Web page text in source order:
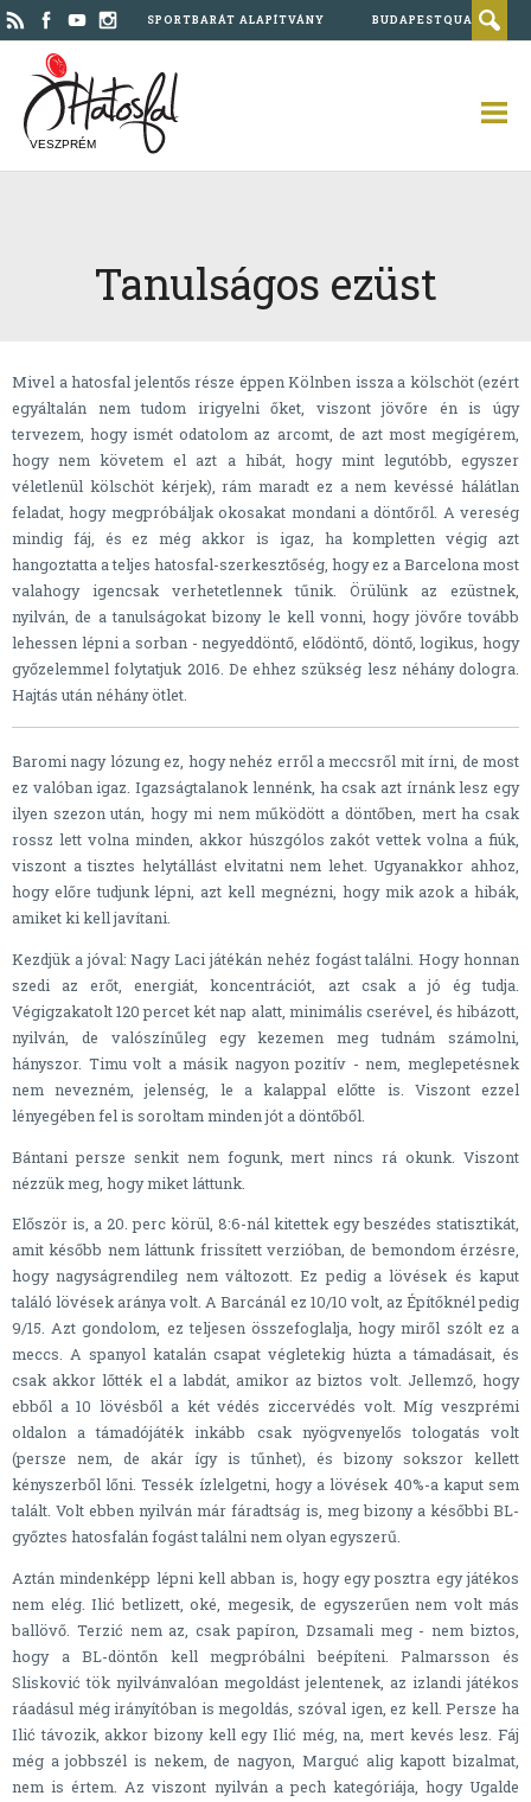
SPORTBARÁT ALAPÍTVÁNY BUDAPESTQUAD
VESZPRÉM
Tanulságos ezüst
Mivel a hatosfal jelentős része éppen Kölnben issza a kölschöt (ezért
egyáltalán nem tudom irigyelni őket, viszont jövőre én is úgy
tervezem, hogy ismét odatolom az arcomt, de azt most megígérem,
hogy nem követem el azt a hibát, hogy mint legutóbb, egyszer
véletlenül kölschöt kérjek), rám maradt ez a nem kevéssé hálátlan
feladat, hogy megpróbáljak okosakat mondani a döntőről. A vereség
mindig fáj, és ez még akkor is igaz, ha kompletten végig azt
hangoztatta a teljes hatosfal-szerkesztőség, hogy ez a Barcelona most
valahogy igencsak verhetetlennek tűnik. Örülünk az ezüstnek,
nyilván, de a tanulságokat bizony le kell vonni, hogy jövőre tovább
lehessen lépni a sorban - negyeddöntő, elődöntő, döntő, logikus, hogy
győzelemmel folytatjuk 2016. De ehhez szükség lesz néhány dologra.
Hajtás után néhány ötlet.
Baromi nagy lózung ez, hogy nehéz erről a meccsről mit írni, de most
ez valóban igaz. Igazságtalanok lennénk, ha csak azt írnánk lesz egy
ilyen szezon után, hogy mi nem működött a döntőben, mert ha csak
rossz lett volna minden, akkor húszgólos zakót vettek volna a fiúk,
viszont a tisztes helytállást elvitatni nem lehet. Ugyanakkor ahhoz,
hogy előre tudjunk lépni, azt kell megnézni, hogy mik azok a hibák,
amiket ki kell javítani.
Kezdjük a jóval: Nagy Laci játékán nehéz fogást találni. Hogy honnan
szedi az erőt, energiát, koncentrációt, azt csak a jó ég tudja.
Végigzakatolt 120 percet két nap alatt, minimális cserével, és hibázott,
nyilván, de valószínűleg egy kezemen meg tudnám számolni,
hányszor. Timu volt a másik nagyon pozitív - nem, meglepetésnek
nem nevezném, jelenség, le a kalappal előtte is. Viszont ezzel
lényegében fel is soroltam minden jót a döntőből.
Bántani persze senkit nem fogunk, mert nincs rá okunk. Viszont
nézzük meg, hogy miket láttunk.
Először is, a 20. perc körül, 8:6-nál kitettek egy beszédes statisztikát,
amit később nem láttunk frissített verzióban, de bemondom érzésre,
hogy nagyságrendileg nem változott. Ez pedig a lövések és kaput
találó lövések aránya volt. A Barcánál ez 10/10 volt, az Építőknél pedig
9/15. Azt gondolom, ez teljesen összefoglalja, hogy miről szólt ez a
meccs. A spanyol katalán csapat végletekig húzta a támadásait, és
csak akkor lőtték el a labdát, amikor az biztos volt. Jellemző, hogy
ebből a 10 lövésből a két védés ziccervédés volt. Míg veszprémi
oldalon a támadójáték inkább csak nyögvenyelős tologatás volt
(persze nem, de akár így is tűnhet), és bizony sokszor kellett
kényszerből lőni. Tessék ízlelgetni, hogy a lövések 40%-a kaput sem
talált. Volt ebben nyilván már fáradtság is, meg bizony a későbbi BL-
győztes hatosfalán fogást találni nem olyan egyszerű.
Aztán mindenképp lépni kell abban is, hogy egy posztra egy játékos
nem elég. Ilić betlizett, oké, megesik, de egyszerűen nem volt más
ballövő. Terzić nem az, csak papíron, Dzsamali meg - nem biztos,
hogy a BL-döntőn kell megpróbálni beépíteni. Palmarsson és
Slisković tök nyilvánvalóan megoldást jelentenek, az izlandi játékos
ráadásul még irányítóban is megoldás, szóval igen, ez kell. Persze ha
Ilić távozik, akkor bizony kell egy Ilić még, na, mert kevés lesz. Fáj
még a jobbszél is nekem, de nagyon, Marguć alig kapott bizalmat,
nem is értem. Az viszont nyilván a pech kategóriája, hogy Ugalde